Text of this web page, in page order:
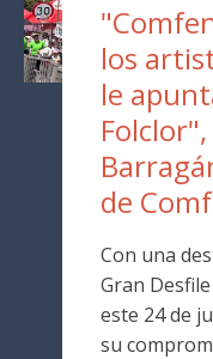
los
le
de
Con una
Gran
este 24 de
su